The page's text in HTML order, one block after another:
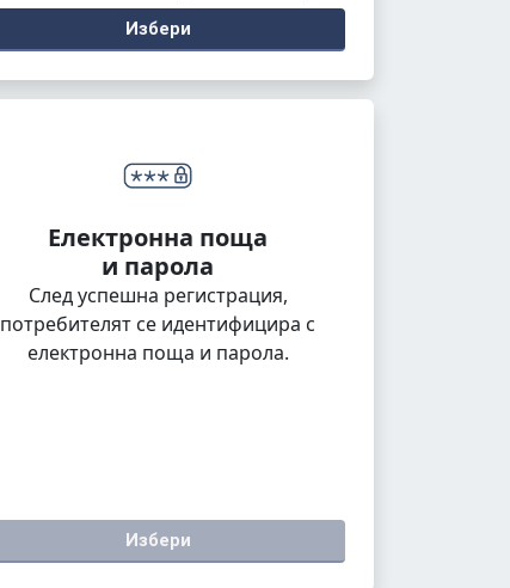
Избери
Електронна поща
и парола
След успешна регистрация,
потребителят се идентифицира с
електронна поща и парола.
Избери